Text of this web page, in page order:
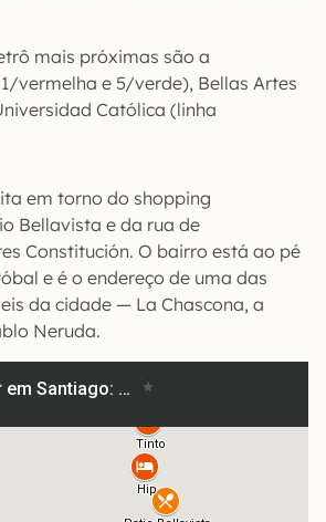
mais próximas são a
vermelha e 5/verde), Bellas Artes
Católica (linha
em torno do shopping
Bellavista e da rua de
Constitución. O bairro está ao pé
e é o endereço de uma das
da cidade — La Chascona, a
Neruda.